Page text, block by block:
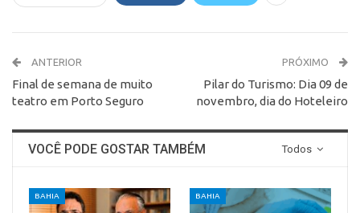
ANTERIOR
Final de semana de muito
teatro em Porto Seguro
PRÓXIMO
Pilar do Turismo: Dia 09 de
novembro, dia do Hoteleiro
Todos
VOCÊ PODE GOSTAR TAMBÉM
BAHIA BAHIA